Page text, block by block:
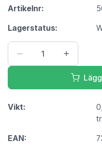
Artikelnr:
Lagerstatus:
Vikt:
EAN: